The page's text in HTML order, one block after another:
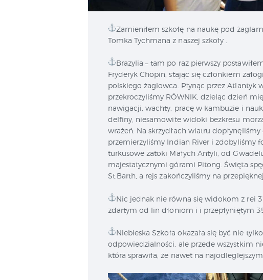
Zamieniłem szkołę na naukę pod
Tomka Tychmana z naszej szkoły .
Brazylia – tam po raz pierwszy
Fryderyk Chopin, stając się członkiem
polskiego żaglowca. Płynąc przez Atlantyk
przekroczyliśmy RÓWNIK, dzieląc dzień
nawigacji, wachty, pracę w kambuzie i
delfiny, niesamowite widoki bezkresu
wrażeń. Na skrzydłach wiatru
przemierzyliśmy Indian River i zdobyliśmy
turkusowe zatoki Małych Antyli, od
majestatycznymi górami Pitong. Święta
St.Barth, a rejs zakończyliśmy na
Nic jednak nie równa się widokom z rei
zdartym od lin dłoniom i i przepłyniętym
Niebieska Szkoła okazała się być nie
odpowiedzialności, ale przede wszystkim
która sprawiła, że nawet na